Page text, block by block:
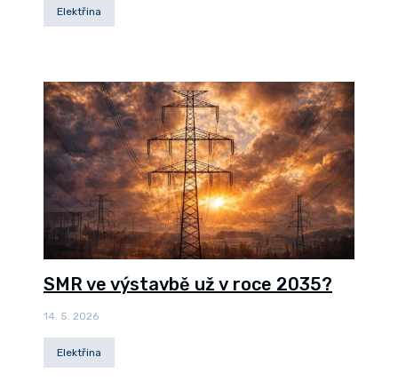
Elektřina
SMR ve výstavbě už v roce 2035?
14. 5. 2026
Elektřina